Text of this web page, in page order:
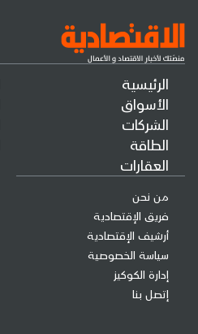
الرئيسية
الأسواق
الشركات
الطاقة
العقارات
من نحن
فريق الإقتصادية
أرشيف الإقتصادية
سياسة الخصوصية
إدارة الكوكيز
إتصل بنا